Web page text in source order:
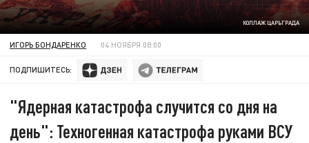
КОЛЛАЖ ЦАРЬГРАДА
ИГОРЬ БОНДАРЕНКО 04 НОЯБРЯ 08:00
ПОДПИШИТЕСЬ:
"Ядерная катастрофа случится со дня на
день": Техногенная катастрофа руками ВСУ